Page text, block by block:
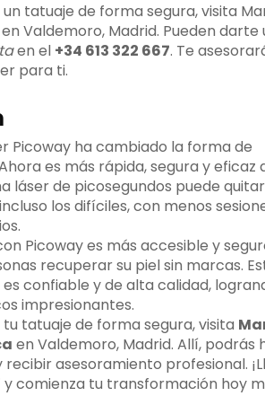
un tatuaje de forma segura, visita
Valdemoro, Madrid. Pueden darte
en el +34 613 322 667. Te
para ti.
Picoway ha cambiado la forma de
es más rápida, segura y eficaz
láser de picosegundos puede
los difíciles, con menos
Picoway es más accesible y
recuperar su piel sin marcas.
confiable y de alta calidad,
impresionantes.
tu tatuaje de forma segura, visita
en Valdemoro, Madrid. Allí, podrás
asesoramiento profesional.
y comienza tu transformación hoy